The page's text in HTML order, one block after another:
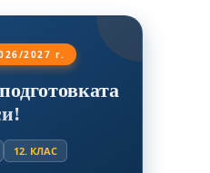
2027 г.
12. КЛАС